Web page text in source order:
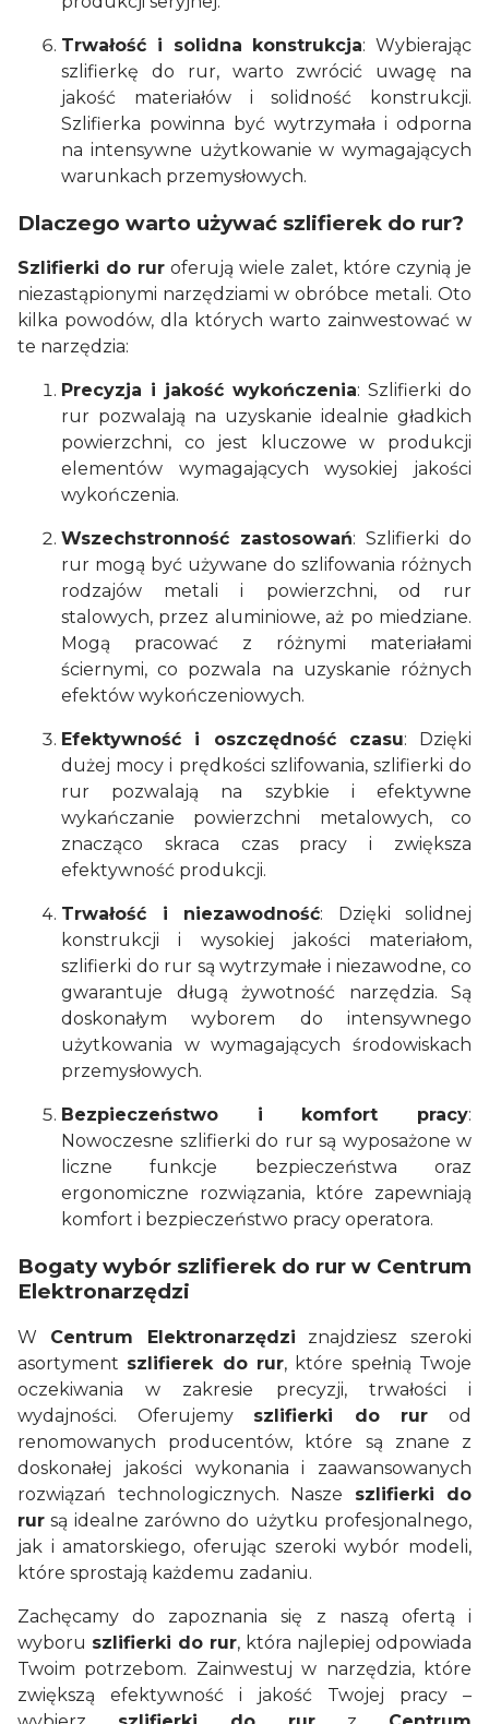
Trwałość i solidna konstrukcja: Wybierając
szlifierkę do rur, warto zwrócić uwagę na
jakość materiałów i solidność konstrukcji.
Szlifierka powinna być wytrzymała i odporna
na intensywne użytkowanie w wymagających
warunkach przemysłowych.
Dlaczego warto używać szlifierek do rur?
Szlifierki do rur oferują wiele zalet, które czynią je
niezastąpionymi narzędziami w obróbce metali. Oto
kilka powodów, dla których warto zainwestować w
te narzędzia:
Precyzja i jakość wykończenia: Szlifierki do
rur pozwalają na uzyskanie idealnie gładkich
powierzchni, co jest kluczowe w produkcji
elementów wymagających wysokiej jakości
wykończenia.
Wszechstronność zastosowań: Szlifierki do
rur mogą być używane do szlifowania różnych
rodzajów metali i powierzchni, od rur
stalowych, przez aluminiowe, aż po miedziane.
Mogą pracować z różnymi materiałami
ściernymi, co pozwala na uzyskanie różnych
efektów wykończeniowych.
Efektywność i oszczędność czasu: Dzięki
dużej mocy i prędkości szlifowania, szlifierki do
rur pozwalają na szybkie i efektywne
wykańczanie powierzchni metalowych, co
znacząco skraca czas pracy i zwiększa
efektywność produkcji.
Trwałość i niezawodność: Dzięki solidnej
konstrukcji i wysokiej jakości materiałom,
szlifierki do rur są wytrzymałe i niezawodne, co
gwarantuje długą żywotność narzędzia. Są
doskonałym wyborem do intensywnego
użytkowania w wymagających środowiskach
przemysłowych.
Bezpieczeństwo i komfort pracy:
Nowoczesne szlifierki do rur są wyposażone w
liczne funkcje bezpieczeństwa oraz
ergonomiczne rozwiązania, które zapewniają
komfort i bezpieczeństwo pracy operatora.
Bogaty wybór szlifierek do rur w Centrum
Elektronarzędzi
W Centrum Elektronarzędzi znajdziesz szeroki
asortyment szlifierek do rur, które spełnią Twoje
oczekiwania w zakresie precyzji, trwałości i
wydajności. Oferujemy szlifierki do rur od
renomowanych producentów, które są znane z
doskonałej jakości wykonania i zaawansowanych
rozwiązań technologicznych. Nasze szlifierki do
rur są idealne zarówno do użytku profesjonalnego,
jak i amatorskiego, oferując szeroki wybór modeli,
które sprostają każdemu zadaniu.
Zachęcamy do zapoznania się z naszą ofertą i
wyboru szlifierki do rur, która najlepiej odpowiada
Twoim potrzebom. Zainwestuj w narzędzia, które
zwiększą efektywność i jakość Twojej pracy –